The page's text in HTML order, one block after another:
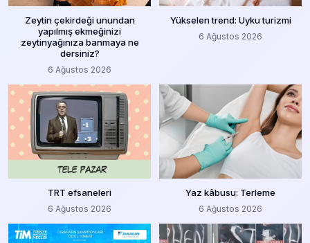
Zeytin çekirdeği unundan
yapılmış ekmeğinizi
zeytinyağınıza banmaya ne
dersiniz?
6 Ağustos 2026
Yükselen trend: Uyku turizmi
6 Ağustos 2026
TRT efsaneleri
6 Ağustos 2026
Yaz kâbusu: Terleme
6 Ağustos 2026